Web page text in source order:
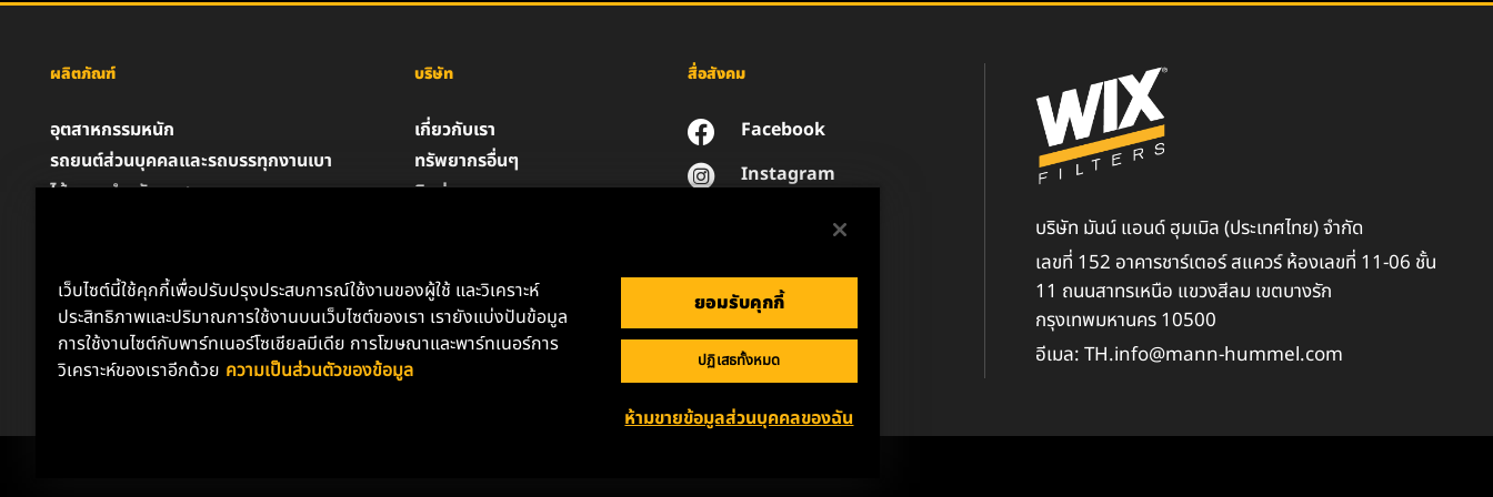
ผลิตภัณฑ์
อุตสาหกรรมหนัก
รถยนต์ส่วนบุคคลและรถบรรทุกงานเบา
ไส้กรองสำหรับอุตสาหกรรม
บริษัท
เกี่ยวกับเรา
ทรัพยากรอื่นๆ
ติดต่อเรา
ประกาศด้านกฎหมาย
สื่อสังคม
Facebook
Instagram
บริษัท มันน์ แอนด์ ฮุมเมิล (ประเทศไทย) จำกัด
เลขที่ 152 อาคารชาร์เตอร์ สแควร์ ห้องเลขที่ 11-06 ชั้น
11 ถนนสาทรเหนือ แขวงสีลม เขตบางรัก
กรุงเทพมหานคร 10500
อีเมล: TH.info@mann-hummel.com
เว็บไซต์นี้ใช้คุกกี้เพื่อปรับปรุงประสบการณ์ใช้งานของผู้ใช้ และวิเคราะห์
ประสิทธิภาพและปริมาณการใช้งานบนเว็บไซต์ของเรา เรายังแบ่งปันข้อมูล
การใช้งานไซต์กับพาร์ทเนอร์โซเชียลมีเดีย การโฆษณาและพาร์ทเนอร์การ
วิเคราะห์ของเราอีกด้วย ความเป็นส่วนตัวของข้อมูล
ยอมรับคุกกี้
ปฏิเสธทั้งหมด
ห้ามขายข้อมูลส่วนบุคคลของฉัน